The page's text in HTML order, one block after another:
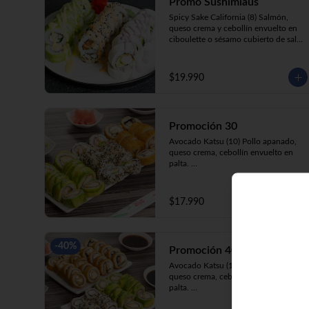
Spicy Sake California (8) Salmón,
queso crema y cebollín envuelto en
ciboulette o sésamo cubierto de salsa
queso crema, cebollín, envuelto en
palta cubierto de salsa huancaína.
$19.990
Promoción 30
Avocado Katsu (10) Pollo apanado,
queso crema, cebollín envuelto en
palta.
California Ebi (10) Camarón, queso
ciboulette.
Champi Roll (10) Champiñón, queso
$17.990
-40% Promoción 40 Mixta
Avocado Katsu (10) Pollo apanado,
queso crema, cebollín, envuelto en
palta.